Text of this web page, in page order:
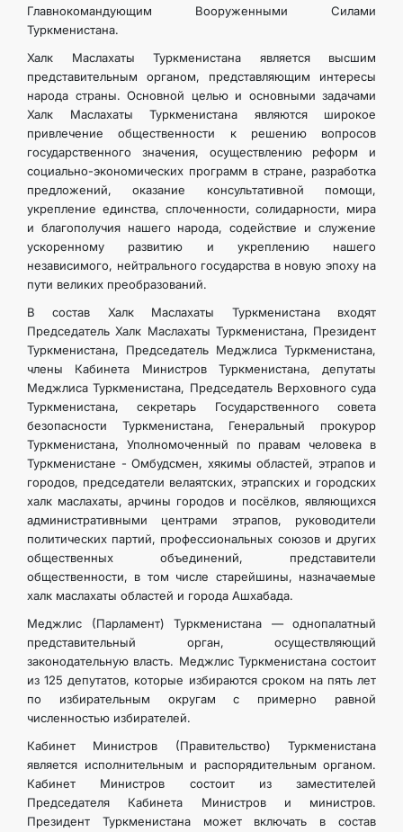
Главнокомандующим Вооруженными Силами
Туркменистана.
Халк Маслахаты Туркменистана является высшим
представительным органом, представляющим интересы
народа страны. Основной целью и основными задачами
Халк Маслахаты Туркменистана являются широкое
привлечение общественности к решению вопросов
государственного значения, осуществлению реформ и
социально-экономических программ в стране, разработка
предложений, оказание консультативной помощи,
укрепление единства, сплоченности, солидарности, мира
и благополучия нашего народа, содействие и служение
ускоренному развитию и укреплению нашего
независимого, нейтрального государства в новую эпоху на
пути великих преобразований.
В состав Халк Маслахаты Туркменистана входят
Председатель Халк Маслахаты Туркменистана, Президент
Туркменистана, Председатель Меджлиса Туркменистана,
члены Кабинета Министров Туркменистана, депутаты
Меджлиса Туркменистана, Председатель Верховного суда
Туркменистана, секретарь Государственного совета
безопасности Туркменистана, Генеральный прокурор
Туркменистана, Уполномоченный по правам человека в
Туркменистане - Омбудсмен, хякимы областей, этрапов и
городов, председатели велаятских, этрапских и городских
халк маслахаты, арчины городов и посёлков, являющихся
административными центрами этрапов, руководители
политических партий, профессиональных союзов и других
общественных объединений, представители
общественности, в том числе старейшины, назначаемые
халк маслахаты областей и города Ашхабада.
Меджлис (Парламент) Туркменистана — однопалатный
представительный орган, осуществляющий
законодательную власть. Меджлис Туркменистана состоит
из 125 депутатов, которые избираются сроком на пять лет
по избирательным округам с примерно равной
численностью избирателей.
Кабинет Министров (Правительство) Туркменистана
является исполнительным и распорядительным органом.
Кабинет Министров состоит из заместителей
Председателя Кабинета Министров и министров.
Президент Туркменистана может включать в состав